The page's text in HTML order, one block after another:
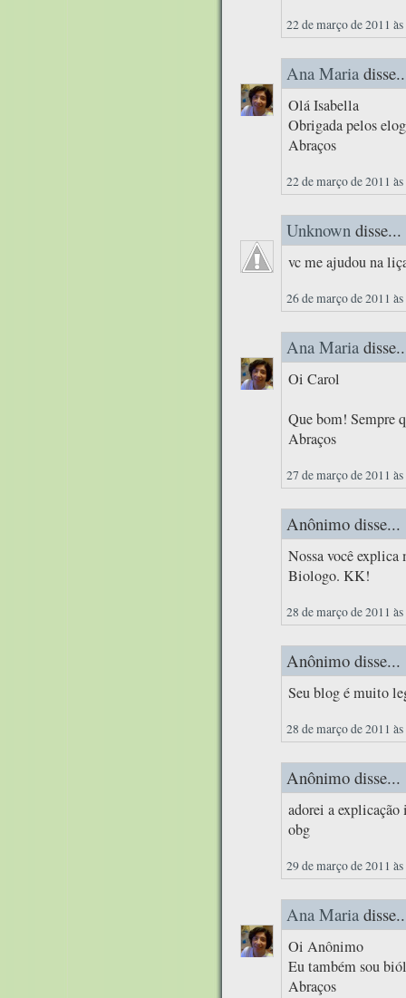
22 de março de 2011
Ana Maria
Olá Isabella
Obrigada pelos
Abraços
22 de março de 2011
Unknown disse...
vc me ajudou na
26 de março de 2011
Ana Maria
Oi Carol
Que bom! Sempre
Abraços
27 de março de 2011
Anônimo disse...
Nossa você explica
Biologo. KK!
28 de março de 2011
Anônimo disse...
Seu blog é muito
28 de março de 2011
Anônimo disse...
adorei a
obg
29 de março de 2011
Ana Maria
Oi Anônimo
Eu também sou
Abraços